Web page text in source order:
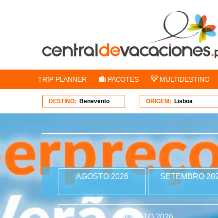
TRIP PLANNER PACOTES MULTIDESTINO
DESTINO: Benevento ORIGEM: Lisboa
AGOSTO 2026 SETEMBRO